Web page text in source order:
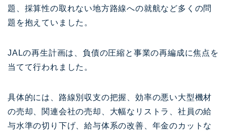
題、採算性の取れない地方路線への就航など多くの問
題を抱えていました。
JALの再生計画は、負債の圧縮と事業の再編成に焦点を
当てて行われました。
具体的には、路線別収支の把握、効率の悪い大型機材
の売却、関連会社の売却、大幅なリストラ、社員の給
与水準の切り下げ、給与体系の改善、年金のカットな